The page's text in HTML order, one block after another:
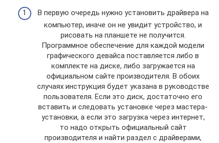
В первую очередь нужно установить драйвера на
компьютер, иначе он не увидит устройство, и
рисовать на планшете не получится.
Программное обеспечение для каждой модели
графического девайса поставляется либо в
комплекте на диске, либо загружается на
официальном сайте производителя. В обоих
случаях инструкция будет указана в руководстве
пользователя. Если это диск, достаточно его
вставить и следовать установке через мастера-
установки, а если это загрузка через интернет,
то надо открыть официальный сайт
производителя и найти раздел с драйверами,